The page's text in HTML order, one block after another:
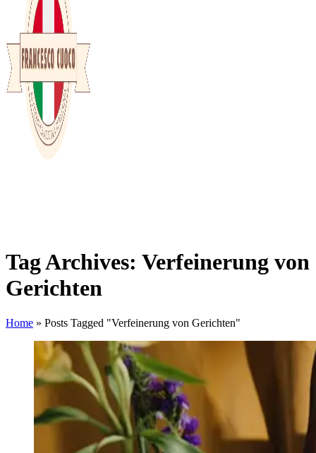
Tag Archives: Verfeinerung von
Gerichten
Home » Posts Tagged "Verfeinerung von Gerichten"